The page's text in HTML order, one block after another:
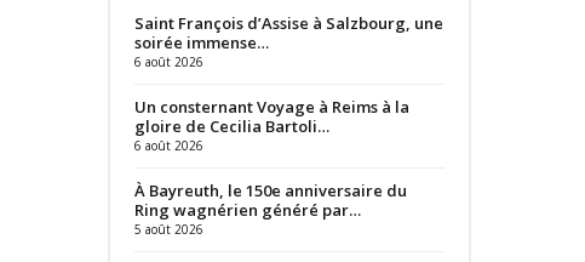
Saint François d’Assise à Salzbourg, une
soirée immense…
6 août 2026
Un consternant Voyage à Reims à la
gloire de Cecilia Bartoli…
6 août 2026
À Bayreuth, le 150e anniversaire du
Ring wagnérien généré par…
5 août 2026